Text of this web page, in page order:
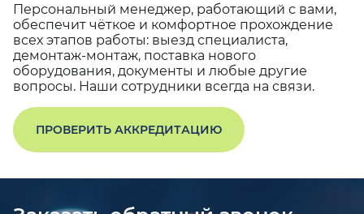
Персональный менеджер, работающий с вами,
обеспечит чёткое и комфортное прохождение
всех этапов работы: выезд специалиста,
демонтаж-монтаж, поставка нового
оборудования, документы и любые другие
вопросы. Наши сотрудники всегда на связи.
ПРОВЕРИТЬ АККРЕДИТАЦИЮ